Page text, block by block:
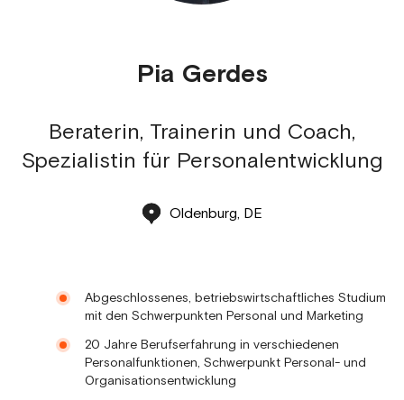
Pia Gerdes
Beraterin, Trainerin und Coach,
Spezialistin für Personalentwicklung
Oldenburg, DE
Abgeschlossenes, betriebswirtschaftliches Studium
mit den Schwerpunkten Personal und Marketing
20 Jahre Berufserfahrung in verschiedenen
Personalfunktionen, Schwerpunkt Personal- und
Organisationsentwicklung